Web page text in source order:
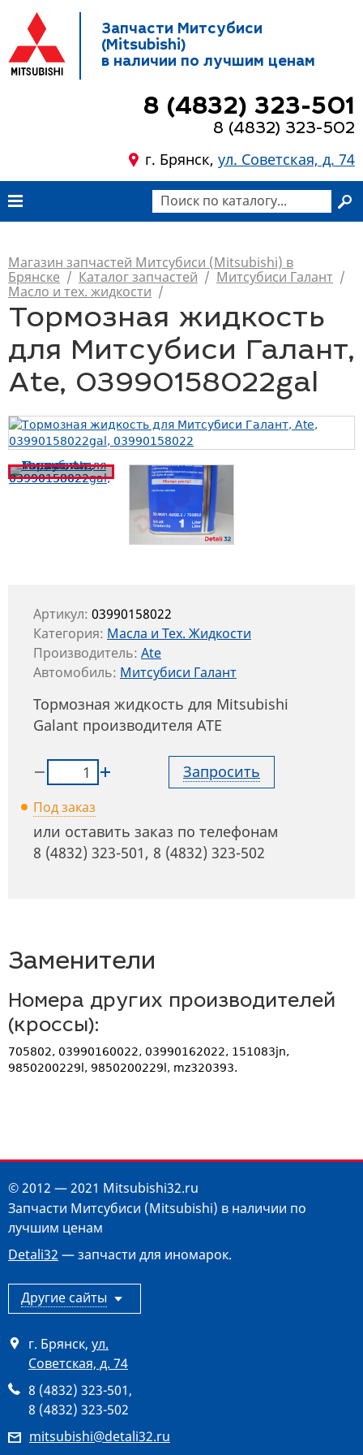
Запчасти Митсубиси
(Mitsubishi)
в наличии по лучшим ценам
8 (4832) 323-501
8 (4832) 323-502
г. Брянск, ул. Советская, д. 74
Магазин запчастей Митсубиси (Mitsubishi) в
Брянске / Каталог запчастей / Митсубиси Галант /
Масло и тех. жидкости /
Тормозная жидкость
для Митсубиси Галант,
Ate, 03990158022gal
Артикул: 03990158022
Категория: Масла и Тех. Жидкости
Производитель: Ate
Автомобиль: Митсубиси Галант
Тормозная жидкость для Mitsubishi
Galant производителя АТЕ
Запросить
Под заказ
или оставить заказ по телефонам
8 (4832) 323-501, 8 (4832) 323-502
Заменители
Номера других производителей
(кроссы):
705802, 03990160022, 03990162022, 151083jn,
9850200229l, 9850200229l, mz320393.
© 2012 — 2021 Mitsubishi32.ru
Запчасти Митсубиси (Mitsubishi) в наличии по
лучшим ценам
Detali32 — запчасти для иномарок.
Другие сайты
г. Брянск, ул.
Советская, д. 74
8 (4832) 323-501,
8 (4832) 323-502
mitsubishi@detali32.ru